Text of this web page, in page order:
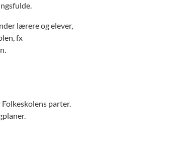
lærere og elever,
fx
parter.